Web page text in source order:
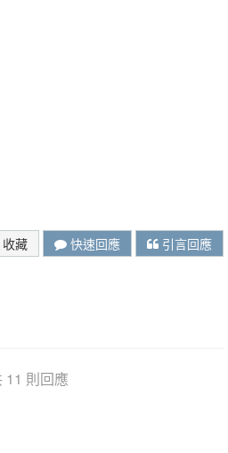
收藏 快速回應 引言回應
11 則回應